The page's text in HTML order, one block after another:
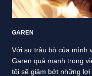
GAREN
Với sự trâu bò của mình
Garen quá mạnh trong
tôi sẽ giảm bớt những